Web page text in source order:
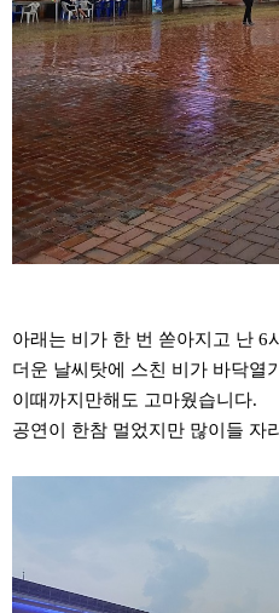
아래는 비가 한 번 쏟아지고 난 6
더운 날씨탓에 스친 비가 바닥열
이때까지만해도 고마웠습니다.
공연이 한참 멀었지만 많이들 자